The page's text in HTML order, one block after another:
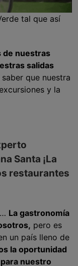
tal que así
de nuestras
salidas
saber que nuestra
y la
Santa ¡La
restaurantes
La gastronomía
pero es
un país lleno de
la oportunidad
nuestro